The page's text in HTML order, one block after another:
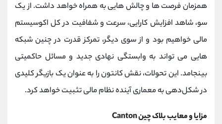
همزمان فرصت ‌ها و چالش ‌هایی به همراه خواهد داشت. از یک
سو، شاهد افزایش کارایی، سرعت و شفافیت در کل اکوسیستم
مالی خواهیم بود و از سوی دیگر، تمرکز قدرت در چنین شبکه
‌هایی می ‌تواند به وابستگی نهادی جدید و مسائل حاکمیتی
بینجامد. این تحولات، نقش کانتون را به عنوان یک بازیگر کلیدی
در شکل‌دهی به معماری آینده نظام مالی تثبیت خواهد کرد.
مزایا و معایب بلاک چین Canton